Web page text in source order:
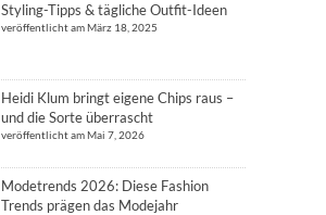
Styling-Tipps & tägliche Outfit-Ideen
veröffentlicht am März 18, 2025
Heidi Klum bringt eigene Chips raus –
und die Sorte überrascht
veröffentlicht am Mai 7, 2026
Modetrends 2026: Diese Fashion
Trends prägen das Modejahr